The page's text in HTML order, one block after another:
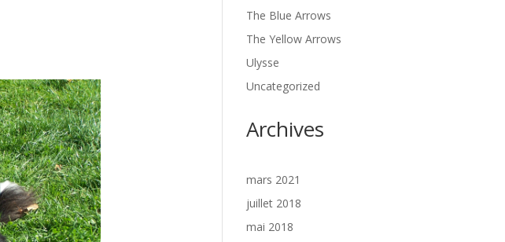
The Blue Arrows
The Yellow Arrows
Ulysse
Uncategorized
Archives
mars 2021
juillet 2018
mai 2018